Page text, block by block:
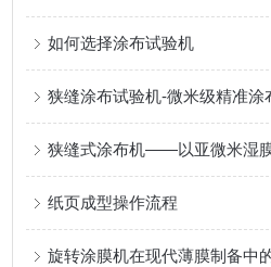
如何选择涂布试验机
纸页成型操作流程
旋转涂膜机在现代薄膜制备中